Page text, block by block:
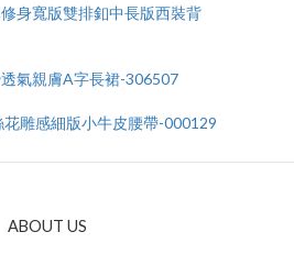
身寬版雙排釦中長版西裝背
氣親膚A字長裙-306507
花雕感細版小牛皮腰帶-000129
ABOUT US